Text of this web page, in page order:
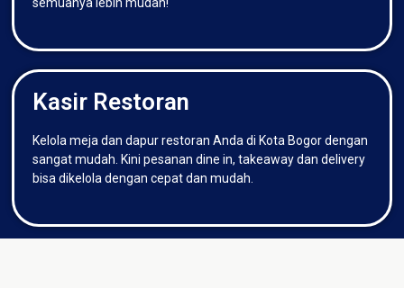
Kasir Restoran
Kelola meja dan dapur restoran Anda di Kota Bogor dengan
sangat mudah. Kini pesanan dine in, takeaway dan delivery
bisa dikelola dengan cepat dan mudah.